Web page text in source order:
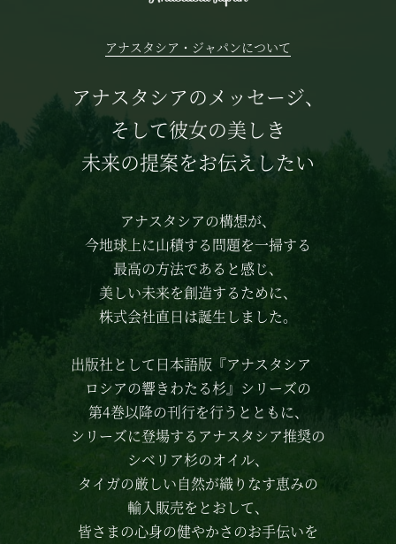
アナスタシア・ジャパンについて
アナスタシアのメッセージ、
そして彼女の美しき
未来の提案をお伝えしたい
アナスタシアの構想が、
今地球上に山積する問題を一掃する
最高の方法であると感じ、
美しい未来を創造するために、
株式会社直日は誕生しました。
出版社として日本語版 『アナスタシア
ロシアの響きわたる杉』シリーズの
第4巻以降の刊行を行うとともに、
シリーズに登場する アナスタシア推奨の
シベリア杉のオイル、
タイガの厳しい自然が織りなす恵みの
輸入販売をとおして、
皆さまの心身の健やかさのお手伝いを